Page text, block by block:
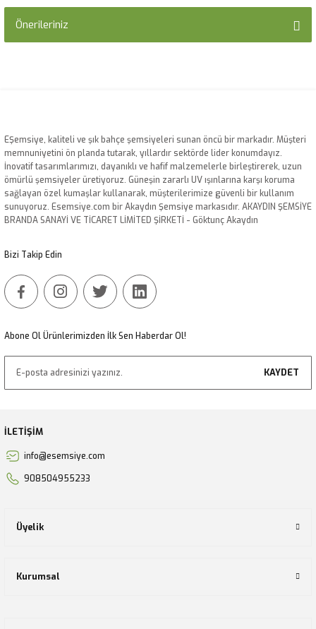
Önerileriniz
Ürün resmi kalitesiz, bozuk veya görüntülenemiyor.
Ürün açıklamasında eksik bilgiler bulunuyor.
Ürün bilgilerinde hatalar bulunuyor.
Ürün fiyatı diğer sitelerden daha pahalı.
Bu ürüne benzer farklı alternatifler olmalı.
EŞemsiye, kaliteli ve şık bahçe şemsiyeleri sunan öncü bir markadır. Müşteri
memnuniyetini ön planda tutarak, yıllardır sektörde lider konumdayız.
İnovatif tasarımlarımızı, dayanıklı ve hafif malzemelerle birleştirerek, uzun
ömürlü şemsiyeler üretiyoruz. Güneşin zararlı UV ışınlarına karşı koruma
sağlayan özel kumaşlar kullanarak, müşterilerimize güvenli bir kullanım
sunuyoruz. Esemsiye.com bir Akaydın Şemsiye markasıdır. AKAYDIN ŞEMSİYE
BRANDA SANAYİ VE TİCARET LİMİTED ŞİRKETİ - Göktunç Akaydın
Bizi Takip Edin
Abone Ol Ürünlerimizden İlk Sen Haberdar Ol!
KAYDET
İLETİŞİM
info@esemsiye.com
908504955233
Üyelik
Kurumsal